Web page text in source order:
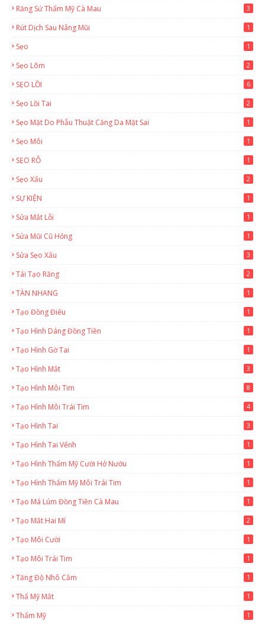
Răng Sứ Thẩm Mỹ Cà Mau 3
Rút Dịch Sau Nâng Mũi 1
Sẹo 1
Sẹo Lõm 2
SẸO LỒI 6
Sẹo Lồi Tai 2
Sẹo Mặt Do Phẫu Thuật Căng Da Mặt Sai 1
Sẹo Môi 1
SẸO RỖ 1
Sẹo Xấu 2
SỰ KIỆN 1
Sửa Mắt Lỗi 1
Sửa Mũi Cũ Hỏng 1
Sửa Sẹo Xấu 3
Tái Tạo Răng 2
TÀN NHANG 1
Tạo Đồng Điếu 1
Tạo Hình Dáng Đồng Tiền 1
Tạo Hình Gờ Tai 1
Tạo Hình Mắt 3
Tạo Hình Môi Tim 8
Tạo Hình Môi Trái Tim 4
Tạo Hình Tai 3
Tạo Hình Tai Vểnh 1
Tạo Hình Thẩm Mỹ Cười Hở Nướu 1
Tạo Hình Thẩm Mỹ Môi Trái Tim 1
Tạo Má Lúm Đồng Tiền Cà Mau 1
Tạo Mắt Hai Mí 2
Tạo Môi Cười 1
Tạo Môi Trái Tim 1
Tăng Độ Nhô Cằm 1
Thẩ Mỹ Mắt 1
Thẩm Mỹ 1